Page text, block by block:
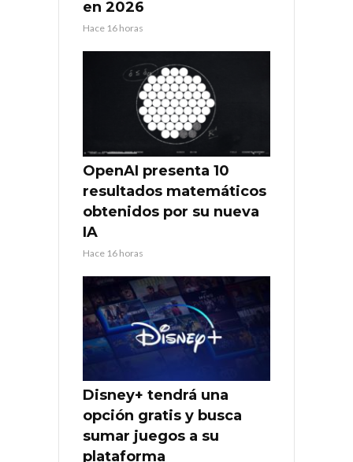
en 2026
Hace 16 horas
OpenAI presenta 10
resultados matemáticos
obtenidos por su nueva
IA
Hace 16 horas
Disney+ tendrá una
opción gratis y busca
sumar juegos a su
plataforma